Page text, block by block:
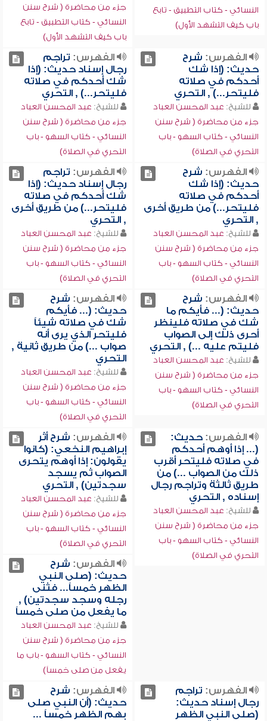
النسائي - كتاب التطبيق - تابع
باب كيف التشهد الأول)
جزء من محاضرة ( شرح سنن
النسائي - كتاب التطبيق - تابع
باب كيف التشهد الأول)
الفهرس: شرح
حديث: (إذا شك
أحدكم في صلاته
فليتحر...) , التحري
للشيخ: عبد المحسن العباد
جزء من محاضرة ( شرح سنن
النسائي - كتاب السهو - باب
التحري في الصلاة)
الفهرس: تراجم
رجال إسناد حديث: (إذا
شك أحدكم في صلاته
فليتحر...) , التحري
للشيخ: عبد المحسن العباد
جزء من محاضرة ( شرح سنن
النسائي - كتاب السهو - باب
التحري في الصلاة)
الفهرس: شرح
حديث: (إذا شك
أحدكم في صلاته
فليتحر...) من طريق أخرى
, التحري
للشيخ: عبد المحسن العباد
جزء من محاضرة ( شرح سنن
النسائي - كتاب السهو - باب
التحري في الصلاة)
الفهرس: تراجم
رجال إسناد حديث: (إذا
شك أحدكم في صلاته
فليتحر...) من طريق أخرى
, التحري
للشيخ: عبد المحسن العباد
جزء من محاضرة ( شرح سنن
النسائي - كتاب السهو - باب
التحري في الصلاة)
الفهرس: شرح
حديث: (... فأيكم ما
شك في صلاته فلينظر
أحرى ذلك إلى الصواب
فليتم عليه ...) , التحري
للشيخ: عبد المحسن العباد
جزء من محاضرة ( شرح سنن
النسائي - كتاب السهو - باب
التحري في الصلاة)
الفهرس: شرح
حديث: (... فأيكم
شك في صلاته شيئاً
فليتحر الذي يرى أنه
صواب ...) من طريق ثانية ,
التحري
للشيخ: عبد المحسن العباد
جزء من محاضرة ( شرح سنن
النسائي - كتاب السهو - باب
التحري في الصلاة)
الفهرس:حديث:
(... إذا أوهم أحدكم
في صلاته فليتحر أقرب
ذلك من الصواب ...) من
طريق ثالثة وتراجم رجال
إسناده , التحري
للشيخ: عبد المحسن العباد
جزء من محاضرة ( شرح سنن
النسائي - كتاب السهو - باب
التحري في الصلاة)
الفهرس: شرح أثر
إبراهيم النخعي: (كانوا
يقولون: إذا أوهم يتحرى
الصواب ثم يسجد
سجدتين) , التحري
للشيخ: عبد المحسن العباد
جزء من محاضرة ( شرح سنن
النسائي - كتاب السهو - باب
التحري في الصلاة)
الفهرس: شرح
حديث: (صلى النبي
الظهر خمساً... فثنى
رجله وسجد سجدتين) ,
ما يفعل من صلى خمساً
للشيخ: عبد المحسن العباد
جزء من محاضرة ( شرح سنن
النسائي - كتاب السهو - باب ما
يفعل من صلى خمساً)
الفهرس: تراجم
رجال إسناد حديث:
(صلى النبي الظهر
الفهرس: شرح
حديث: (أن النبي صلى
بهم الظهر خمساً ...